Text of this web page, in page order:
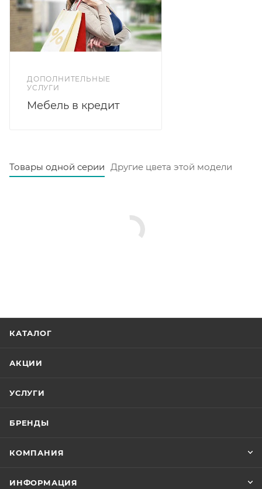
ДОПОЛНИТЕЛЬНЫЕ
УСЛУГИ
Мебель в кредит
Товары одной серии Другие цвета этой модели
КАТАЛОГ
АКЦИИ
УСЛУГИ
БРЕНДЫ
КОМПАНИЯ
ИНФОРМАЦИЯ